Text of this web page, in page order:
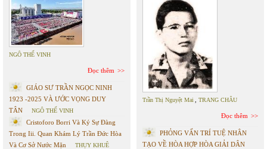
NGÔ THẾ VINH
Đọc thêm
GIÁO SƯ TRẦN NGỌC NINH
1923 -2025 VÀ ƯỚC VỌNG DUY
TÂN
NGÔ THẾ VINH
Cristoforo Borri Và Ký Sự Đàng
Trong Iii. Quan Khám Lý Trần Đức Hòa
Và Cơ Sở Nước Mặn
THỤY KHUÊ
Trần Thị Nguyệt Mai TRANG CHÂU
Đọc thêm
PHỎNG VẤN TRÍ TUỆ NHÂN
TẠO VỀ HÒA HỢP HÒA GIẢI DÂN